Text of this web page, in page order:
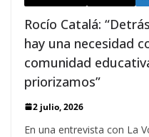
Rocío Catalá:
hay una necesidad
comunidad
priorizamos”
2 julio, 2026
En una entrevista con La